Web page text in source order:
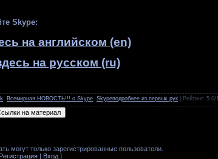
Skype:
на английском (en)
на русском (ru)
Всемирная НОВОСТЬ!!! о Skype Skypeподробнее из первых рук Рейтинг: 5.0/1
могут только зарегистрированные пользователи.
Регистрация | Вход ]